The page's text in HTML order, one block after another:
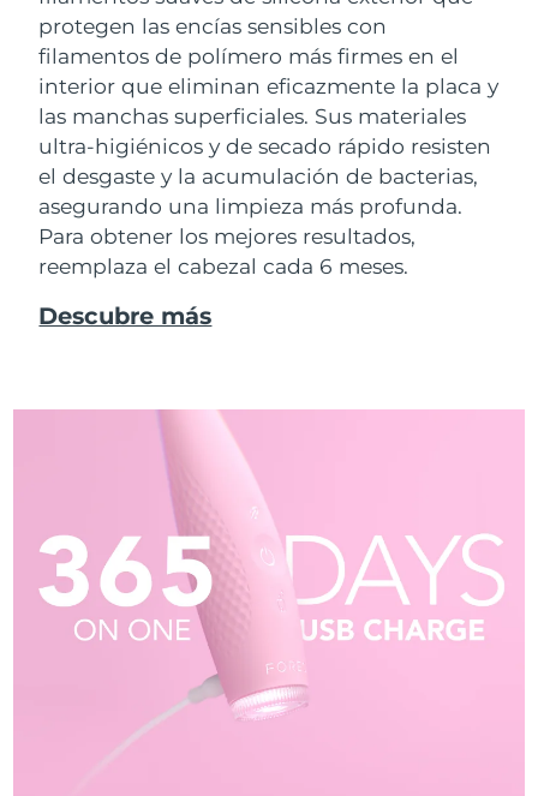
protegen las encías sensibles con
filamentos de polímero más firmes en el
interior que eliminan eficazmente la placa y
las manchas superficiales. Sus materiales
ultra-higiénicos y de secado rápido resisten
el desgaste y la acumulación de bacterias,
asegurando una limpieza más profunda.
Para obtener los mejores resultados,
reemplaza el cabezal cada 6 meses.
Descubre más